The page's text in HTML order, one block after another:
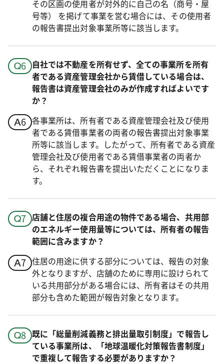
その区画の使用者が対外的に自己の名（商号・屋
号等） を掲げて事業を営む場合には、その使用者
の報告書提出対象事業所等に該当します。
自社では不動産を所有せず、全ての事業所を所有
者である資産管理会社から賃借している場合は、
報告書は資産管理会社のみが作成すればよいです
か？
各事業所は、所有者である資産管理会社及び使用
者である賃借事業者の両者の報告書提出対象事業
所等に該当します。したがって、所有者である資産
管理会社及び使用者である賃借事業者の両者か
ら、それぞれ報告書を提出いただくことになりま
す。
店舗と住居の複合用途の物件である場合、共用部
のエネルギー使用量等については、所有者の報告
範囲に含みますか？
住居の用途に供する部分については、報告の対象
外となりますが、店舗のために専用に設けられて
いる共用部分がある場合には、所有者はその共用
部分も含めた範囲が報告対象となります。
既に「総量削減義務と排出量取引制度」で報告し
ている事業所は、「地球温暖化対策報告書制度」
で重複して報告する必要がありますか？